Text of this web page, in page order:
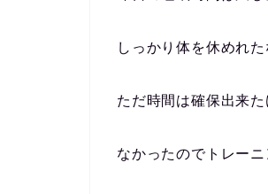
しっかり体を休めれた
ただ時間は確保出来た
なかったのでトレー